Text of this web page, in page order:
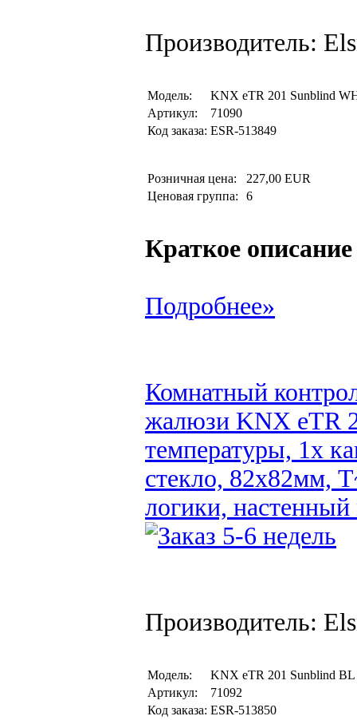
Производитель:
Модель:
KNX eTR 201 Sunblind
Артикул:
71090
Код заказа: ESR-513849
Розничная цена:
227,00 EUR
Ценовая группа:
6
Краткое описание
Подробнее»
Комнатный
жалюзи KNX eTR
температуры, 1x
стекло, 82x82мм,
логики,
Производитель:
Модель:
KNX eTR 201 Sunblind BL
Артикул:
71092
Код заказа: ESR-513850